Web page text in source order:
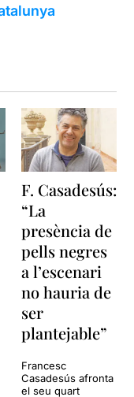
F. Casadesús:
“La
presència de
pells negres
a l’escenari
no hauria de
ser
plantejable”
Francesc
Casadesús afronta
el seu quart